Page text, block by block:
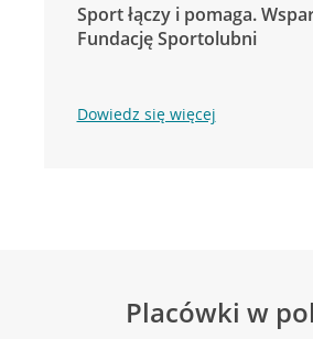
Sport łączy i pomaga.
Fundację Sportolubni
Dowiedz się więcej
Placówki w